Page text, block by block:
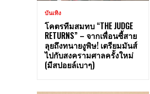
บันเทิง
โคตรทีมสมทบ “THE JUDGE
RETURNS” – จากเพื่อนซี้สาย
ลุยถึงทนายงูพิษ! เตรียมมันส์
ไปกับสงครามศาลครั้งใหม่
(มีสปอยล์เบาๆ)